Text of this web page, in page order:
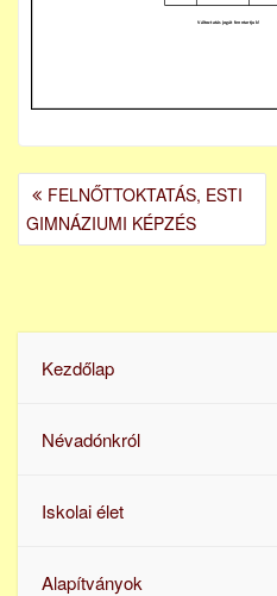
BEJEGYZÉS
NAVIGÁCIÓ
FELNŐTTOKTATÁS, ESTI
GIMNÁZIUMI KÉPZÉS
Kezdőlap
Névadónkról
Iskolai élet
Alapítványok